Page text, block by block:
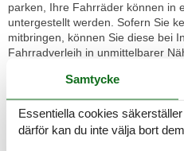
parken, Ihre Fahrräder können in
untergestellt werden. Sofern Sie
mitbringen, können Sie diese bei
Fahrradverleih in unmittelbarer
möglich! Das Rauchen ist im
Gäste in der Wohnung nicht
Verständnis! Abweichungen von
(Mindestübernachtungen /
Samtycke
Essentiella cookies
därför kan du inte välja bort